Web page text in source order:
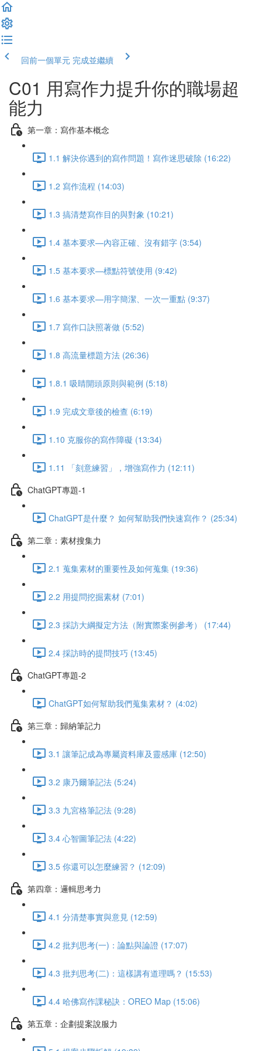
回前一個單元 完成並繼續
C01 用寫作力提升你的職場超
能力
第一章：寫作基本概念
1.1 解決你遇到的寫作問題！寫作迷思破除 (16:22)
1.2 寫作流程 (14:03)
1.3 搞清楚寫作目的與對象 (10:21)
1.4 基本要求—內容正確、沒有錯字 (3:54)
1.5 基本要求—標點符號使用 (9:42)
1.6 基本要求—用字簡潔、一次一重點 (9:37)
1.7 寫作口訣照著做 (5:52)
1.8 高流量標題方法 (26:36)
1.8.1 吸睛開頭原則與範例 (5:18)
1.9 完成文章後的檢查 (6:19)
1.10 克服你的寫作障礙 (13:34)
1.11 「刻意練習」，增強寫作力 (12:11)
ChatGPT專題-1
ChatGPT是什麼？ 如何幫助我們快速寫作？ (25:34)
第二章：素材搜集力
2.1 蒐集素材的重要性及如何蒐集 (19:36)
2.2 用提問挖掘素材 (7:01)
2.3 採訪大綱擬定方法（附實際案例參考） (17:44)
2.4 採訪時的提問技巧 (13:45)
ChatGPT專題-2
ChatGPT如何幫助我們蒐集素材？ (4:02)
第三章：歸納筆記力
3.1 讓筆記成為專屬資料庫及靈感庫 (12:50)
3.2 康乃爾筆記法 (5:24)
3.3 九宮格筆記法 (9:28)
3.4 心智圖筆記法 (4:22)
3.5 你還可以怎麼練習？ (12:09)
第四章：邏輯思考力
4.1 分清楚事實與意見 (12:59)
4.2 批判思考(一)：論點與論證 (17:07)
4.3 批判思考(二)：這樣講有道理嗎？ (15:53)
4.4 哈佛寫作課秘訣：OREO Map (15:06)
第五章：企劃提案說服力